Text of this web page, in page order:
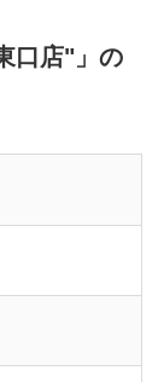
口店"」の